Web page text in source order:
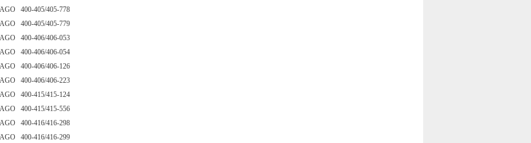
400-405/405-778
400-405/405-779
400-406/406-053
400-406/406-054
400-406/406-126
400-406/406-223
400-415/415-124
400-415/415-556
400-416/416-298
400-416/416-299